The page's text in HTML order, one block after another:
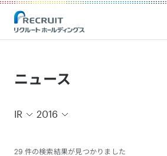
Recruit Holdings
ニュース
IR 2016
29 件の検索結果が見つかりました